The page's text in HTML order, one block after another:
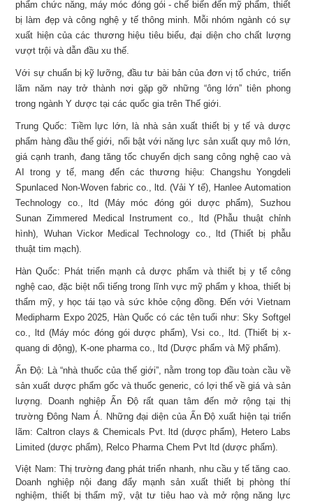
phẩm chức năng, máy móc đóng gói - chế biến đến mỹ phẩm, thiết
bị làm đẹp và công nghệ y tế thông minh. Mỗi nhóm ngành có sự
xuất hiện của các thương hiệu tiêu biểu, đại diện cho chất lượng
vượt trội và dẫn đầu xu thế.
Với sự chuẩn bị kỹ lưỡng, đầu tư bài bản của đơn vị tổ chức, triển
lãm năm nay trở thành nơi gặp gỡ những “ông lớn” tiên phong
trong ngành Y dược tại các quốc gia trên Thế giới.
Trung Quốc: Tiềm lực lớn, là nhà sản xuất thiết bị y tế và dược
phẩm hàng đầu thế giới, nổi bật với năng lực sản xuất quy mô lớn,
giá cạnh tranh, đang tăng tốc chuyển dịch sang công nghệ cao và
AI trong y tế, mang đến các thương hiệu: Changshu Yongdeli
Spunlaced Non-Woven fabric co., ltd. (Vải Y tế), Hanlee Automation
Technology co., ltd (Máy móc đóng gói dược phẩm), Suzhou
Sunan Zimmered Medical Instrument co., ltd (Phẫu thuật chỉnh
hình), Wuhan Vickor Medical Technology co., ltd (Thiết bị phẫu
thuật tim mạch).
Hàn Quốc: Phát triển mạnh cả dược phẩm và thiết bị y tế công
nghệ cao, đặc biệt nổi tiếng trong lĩnh vực mỹ phẩm y khoa, thiết bị
thẩm mỹ, y học tái tạo và sức khỏe cộng đồng. Đến với Vietnam
Medipharm Expo 2025, Hàn Quốc có các tên tuổi như: Sky Softgel
co., ltd (Máy móc đóng gói dược phẩm), Vsi co., ltd. (Thiết bị x-
quang di động), K-one pharma co., ltd (Dược phẩm và Mỹ phẩm).
Ấn Độ: Là “nhà thuốc của thế giới”, nằm trong top đầu toàn cầu về
sản xuất dược phẩm gốc và thuốc generic, có lợi thế về giá và sản
lượng. Doanh nghiệp Ấn Độ rất quan tâm đến mở rộng tại thị
trường Đông Nam Á. Những đại diện của Ấn Độ xuất hiện tại triển
lãm: Caltron clays & Chemicals Pvt. ltd (dược phẩm), Hetero Labs
Limited (dược phẩm), Relco Pharma Chem Pvt ltd (dược phẩm).
Việt Nam: Thị trường đang phát triển nhanh, nhu cầu y tế tăng cao.
Doanh nghiệp nội đang đẩy mạnh sản xuất thiết bị phòng thí
nghiệm, thiết bị thẩm mỹ, vật tư tiêu hao và mở rộng năng lực